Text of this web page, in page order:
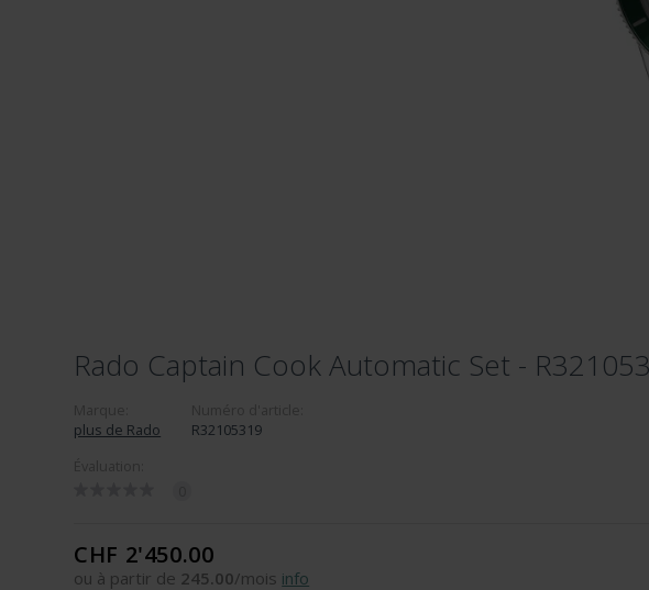
Rado Captain Cook Automatic Set -
plus de Rado
R32105319
CHF 2'450.00
ou à partir de 245.00/mois info